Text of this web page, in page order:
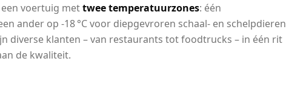
voertuig mettwee temperatuurzones: één
ander op -18 °C voor diepgevroren schaal- en schelpdieren
diverse klanten – van restaurants tot foodtrucks – in één rit
de kwaliteit.